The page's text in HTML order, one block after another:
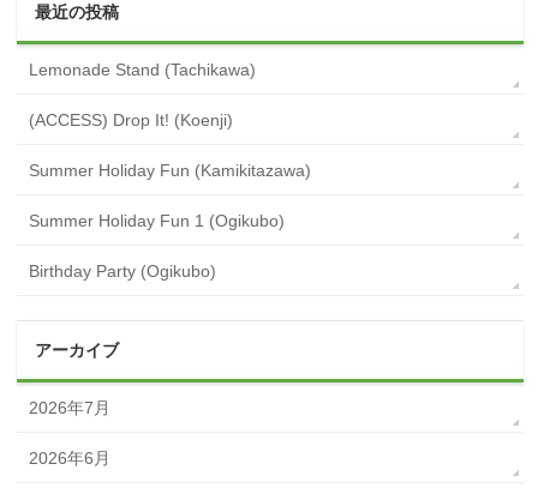
最近の投稿
Lemonade Stand (Tachikawa)
(ACCESS) Drop It! (Koenji)
Summer Holiday Fun (Kamikitazawa)
Summer Holiday Fun 1 (Ogikubo)
Birthday Party (Ogikubo)
アーカイブ
2026年7月
2026年6月